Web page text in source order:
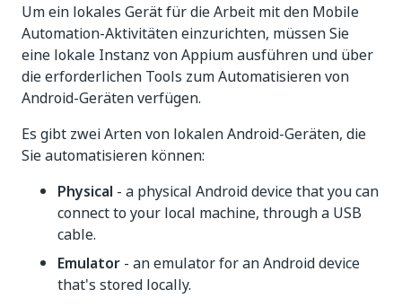
Um ein lokales Gerät für die Arbeit mit den Mobile
Automation-Aktivitäten einzurichten, müssen Sie
eine lokale Instanz von Appium ausführen und über
die erforderlichen Tools zum Automatisieren von
Android-Geräten verfügen.
Es gibt zwei Arten von lokalen Android-Geräten, die
Sie automatisieren können:
Physical - a physical Android device that you can
connect to your local machine, through a USB
cable.
Emulator - an emulator for an Android device
that's stored locally.